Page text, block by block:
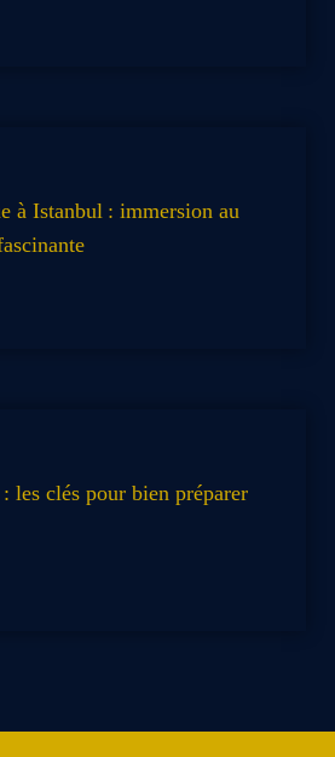
à Istanbul : immersion au
les clés pour bien préparer